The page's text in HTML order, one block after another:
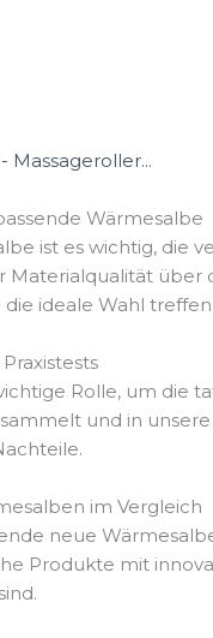
Massageroller...
Wärmesalbe
ist es wichtig, die
Materialqualität
ideale Wahl
Rolle, um die
und in
im Vergleich
neue
Produkte mit